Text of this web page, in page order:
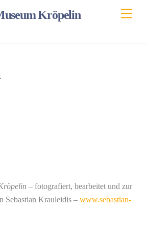
Kröpelin
– fotografiert, bearbeitet und zur
Sebastian Krauleidis –www.sebastian-